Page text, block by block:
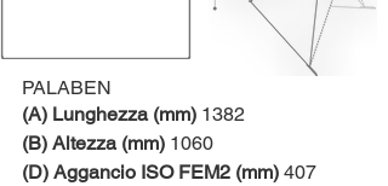
PALABEN
(A) Lunghezza (mm) 1382
(B) Altezza (mm) 1060
(D) Aggancio ISO FEM2 (mm) 407